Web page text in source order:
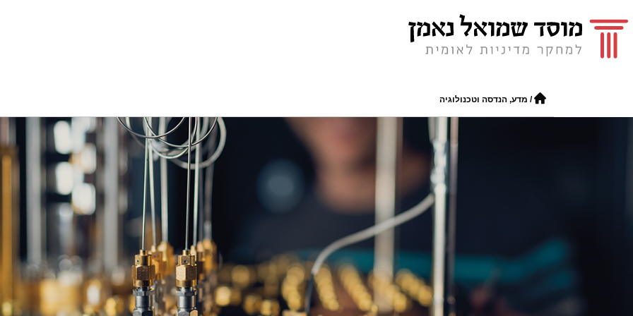
/ מדע, הנדסה וטכנולוגיה